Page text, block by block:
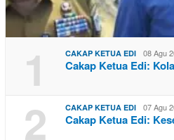
1 CAKAP KETUA EDI 08 Agu
Cakap Ketua Edi:
2 CAKAP KETUA EDI 07 Agu
Cakap Ketua Edi: